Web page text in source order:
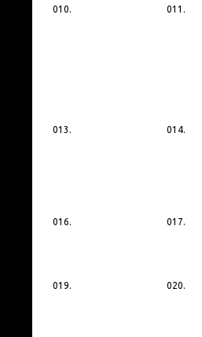
010. 011.
013. 014.
016. 017.
019. 020.